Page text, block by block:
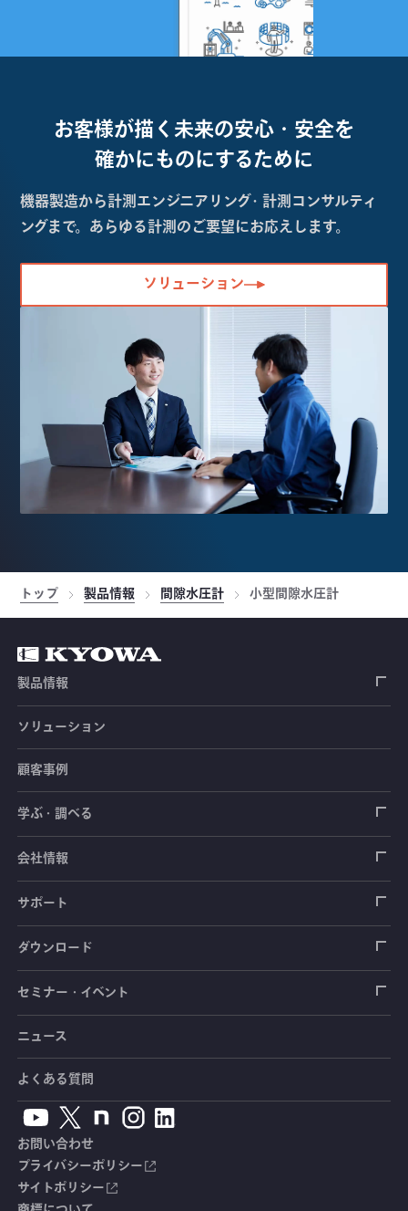
お客様が描く未来の安心・安全を
確かにものにするために
機器製造から計測エンジニアリング・計測コンサルティ
ングまで。あらゆる計測のご要望にお応えします。
ソリューション
トップ 製品情報 間隙水圧計 小型間隙水圧計
製品情報
ひずみゲージ
センサ（変換器）
ロードセル
加速度センサ
圧力センサ
トルクセンサ
土木建築用センサ
荷重計
土圧計
間隙水圧計
傾斜計
鉄筋計
沈下計
応力計
自動車用センサ
シートベルト張力計
操舵力・操舵角計
手ブレーキ計・チェンジレバー操作力計
踏力計
ホイールトルクセンサ
人体ダミー用センサ
測定器
データロガー
指示計・表示器
増幅器（アンプ）
ハンディ測定器（チェッカ）
ソフトウェア
計測システム
道路用計測システム
鉄道用計測システム
自動車用計測システム
土木用計測システム
試験装置・システム
ブリッジボックス
ケーブル・コネクタ
アクセサリ
製品・サービスTopics
オーダーメイド製品
ソリューション
顧客事例
学ぶ・調べる
ひずみゲージ
センサ（変換器）
測定器
光ファイバ計測ソリューション - 学ぶ・調べる
共和技報
単位変換表
用語集
会社情報
拠点情報
会社概要
サポート
製品輸出時の取り扱いと該非判定書
毒物及び劇物譲受書
安全データシート（SDS）
カタログ・資料のダウンロード
生産終了製品一覧
拠点情報
よくあるご質問
ダウンロード
カタログ
取扱説明書
CADデータ
ソフトウェアバージョンアップ
総合カタログ
安全データシート（SDS）
セミナー・イベント
セミナー・講習会
イベント・展示会
ニュース
よくある質問
お問い合わせ
プライバシーポリシー
サイトポリシー